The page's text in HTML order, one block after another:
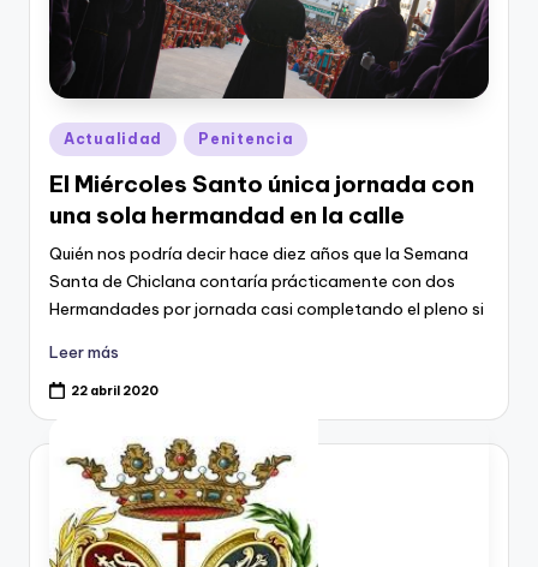
Publicado
en
Actualidad Penitencia
El Miércoles Santo única jornada con
una sola hermandad en la calle
Quién nos podría decir hace diez años que la Semana
Santa de Chiclana contaría prácticamente con dos
Hermandades por jornada casi completando el pleno si
Leer más
22 abril 2020